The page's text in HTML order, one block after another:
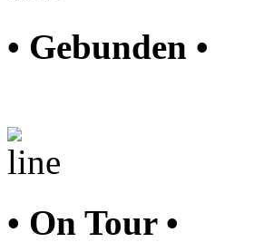
• Gebunden •
• On Tour •